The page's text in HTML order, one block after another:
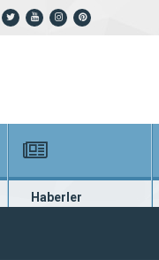
Haberler
En güncel haberler